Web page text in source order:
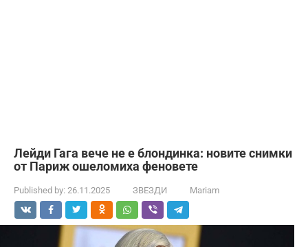
Лейди Гага вече не е блондинка: новите снимки
от Париж ошеломиха феновете
Published by: 26.11.2025 ЗВЕЗДИ Mariam